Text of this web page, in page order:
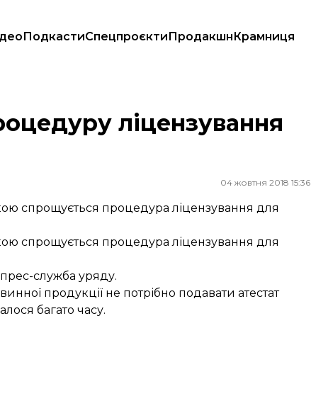
ПодкастиСпецпроєктиПродакшнКрамниця
ліцензування
04 жовтня 2018 15:36
спрощується процедура ліцензування для
спрощується процедура ліцензування для
прес-служба уряду.
продукції не потрібно подавати атестат
багато часу.